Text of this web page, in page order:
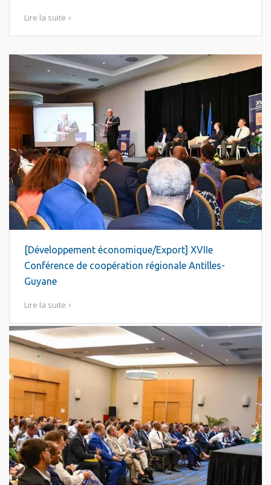
Lire la suite
[Développement économique/Export] XVIIe
Conférence de coopération régionale Antilles-
Guyane
Lire la suite